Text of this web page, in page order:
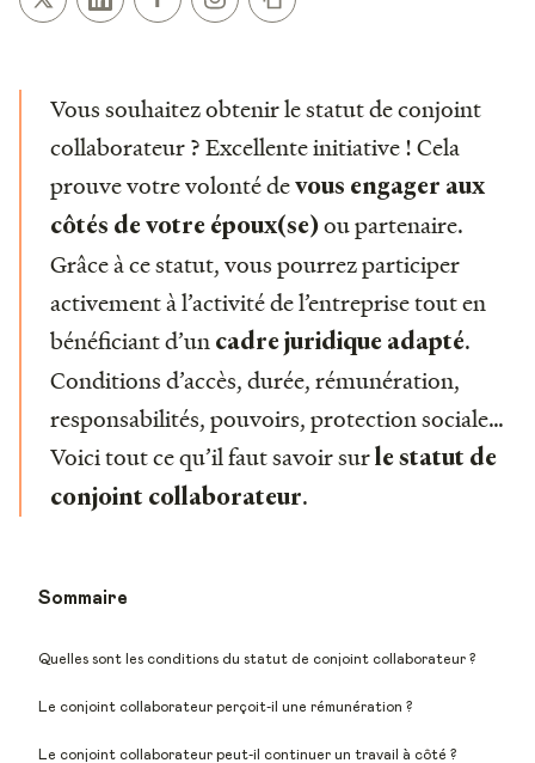
Vous souhaitez obtenir le statut de conjoint
collaborateur ? Excellente initiative ! Cela
prouve votre volonté devous engager aux
côtés de votre époux(se)ou partenaire.
Grâce à ce statut, vous pourrez participer
activement à l’activité de l’entreprise tout en
bénéficiant d’un cadre juridique adapté.
Conditions d’accès, durée, rémunération,
responsabilités, pouvoirs, protection sociale…
Voici tout ce qu’il faut savoir surle statut de
conjoint collaborateur.
Sommaire
Quelles sont les conditions du statut de conjoint collaborateur ?
Le conjoint collaborateur perçoit-il une rémunération ?
Le conjoint collaborateur peut-il continuer un travail à côté ?